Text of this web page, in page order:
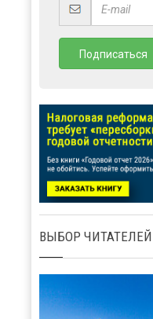
ВЫБОР ЧИТАТЕЛЕЙ